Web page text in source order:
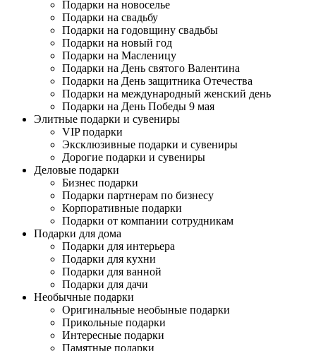
Подарки на новоселье
Подарки на свадьбу
Подарки на годовщину свадьбы
Подарки на новый год
Подарки на Масленицу
Подарки на День святого Валентина
Подарки на День защитника Отечества
Подарки на международный женский день
Подарки на День Победы 9 мая
Элитные подарки и сувениры
VIP подарки
Эксклюзивные подарки и сувениры
Дорогие подарки и сувениры
Деловые подарки
Бизнес подарки
Подарки партнерам по бизнесу
Корпоративные подарки
Подарки от компании сотрудникам
Подарки для дома
Подарки для интерьера
Подарки для кухни
Подарки для ванной
Подарки для дачи
Необычные подарки
Оригинальные необыные подарки
Прикольные подарки
Интересные подарки
Памятные подарки